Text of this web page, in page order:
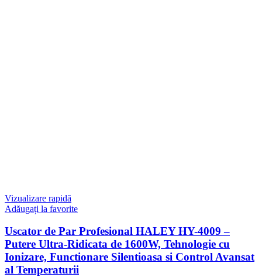
Vizualizare rapidă
Adăugați la favorite
Uscator de Par Profesional HALEY HY-4009 –
Putere Ultra-Ridicata de 1600W, Tehnologie cu
Ionizare, Functionare Silentioasa si Control Avansat
al Temperaturii